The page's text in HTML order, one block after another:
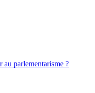
au parlementarisme ?